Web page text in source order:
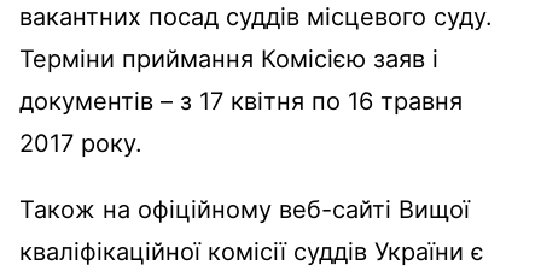
вакантних посад суддів місцевого суду.
Терміни приймання Комісією заяв і
документів – з 17 квітня по 16 травня
2017 року.
Також на офіційному веб-сайті Вищої
кваліфікаційної комісії суддів України є